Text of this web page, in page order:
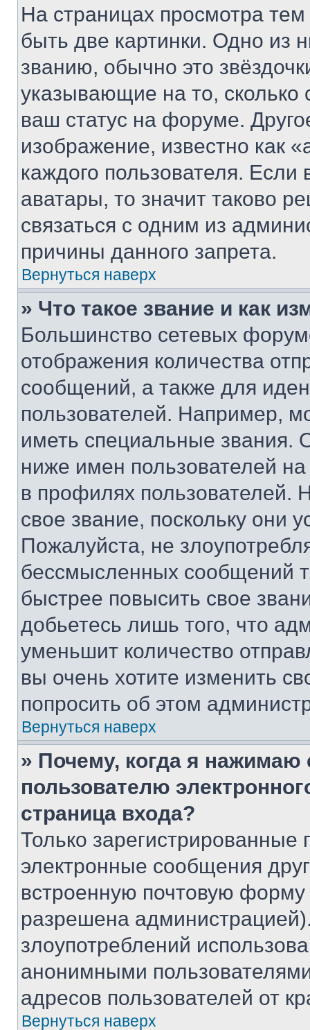
На страницах просмотра
быть две картинки. Одно из
званию, обычно это
указывающие на то,
ваш статус на форуме.
изображение, известно как
каждого пользователя.
аватары, то значит таково
связаться с одним из
причины данного запрета.
Вернуться наверх
» Что такое звание и как
Большинство сетевых
отображения количества
сообщений, а также для
пользователей. Например,
иметь специальные звания.
ниже имен пользователей
в профилях
свое звание, поскольку они
Пожалуйста, не
бессмысленных сообщений
быстрее повысить свое
добьетесь лишь того, что
уменьшит количество
вы очень хотите изменить
попросить об этом
Вернуться наверх
» Почему, когда я нажимаю
пользователю
страница входа?
Только зарегистрированные
электронные сообщения
встроенную почтовую
разрешена
злоупотреблений
анонимными
адресов пользователей от
Вернуться наверх